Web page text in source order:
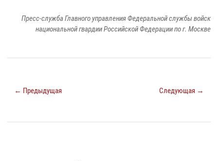
Пресс-служба Главного управления Федеральной службы войск
национальной гвардии Российской Федерации по г. Москве
← Предыдущая Следующая →